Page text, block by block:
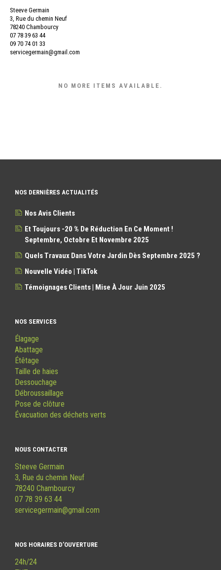
Steeve Germain
3, Rue du chemin Neuf
78240 Chambourcy
07 78 39 63 44
09 70 74 01 33
servicegermain@gmail.com
NO MORE ITEMS AVAILABLE.
NOS DERNIÈRES ACTUALITÉS
Nos Avis Clients
Et Toujours -20 % De Réduction En Ce Moment !
Septembre, Octobre Et Novembre 2025
Quels Travaux Dans Votre Jardin Dès Septembre 2025 ?
Nouvelle Vidéo | TikTok
Témoignages Clients | Mise À Jour Juin 2025
NOS SERVICES
Élagage
Abattage
Étêtage
Taille de haies
Dessouchage
Débroussaillage
Pose de clôture
Évacuation des déchets verts
NOUS CONTACTER
Steeve Germain
3, Rue du chemin Neuf
78240 Chambourcy
07 78 39 63 44
servicegermain@gmail.com
NOS HORAIRES D’OUVERTURE
24h/24